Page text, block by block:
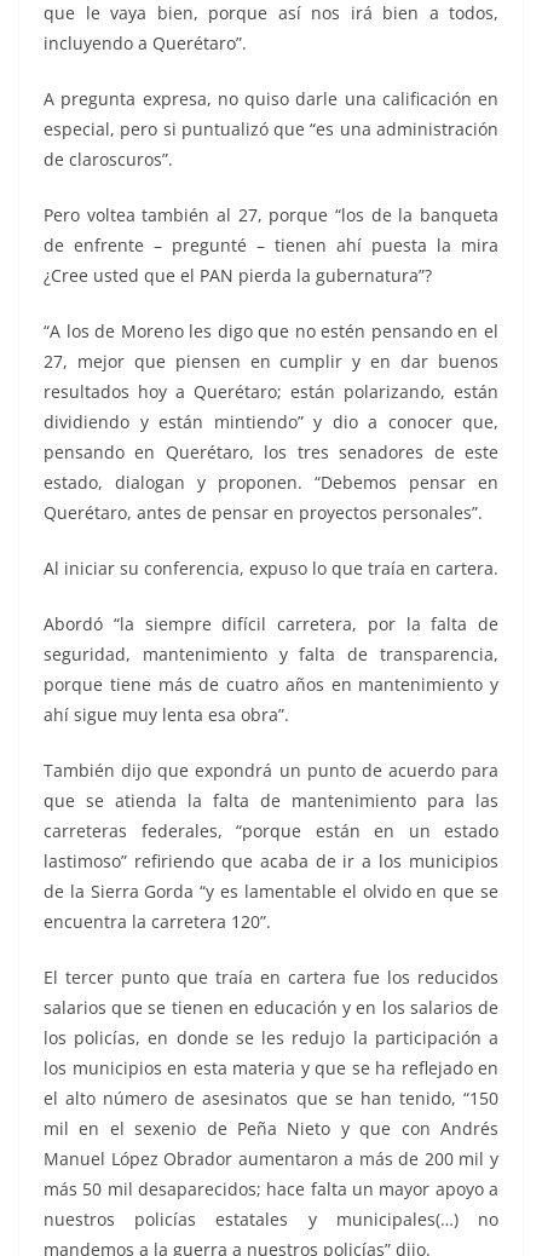
que le vaya bien, porque así nos irá bien a todos,
incluyendo a Querétaro”.
A pregunta expresa, no quiso darle una calificación en
especial, pero si puntualizó que “es una administración
de claroscuros”.
Pero voltea también al 27, porque “los de la banqueta
de enfrente – pregunté – tienen ahí puesta la mira
¿Cree usted que el PAN pierda la gubernatura”?
“A los de Moreno les digo que no estén pensando en el
27, mejor que piensen en cumplir y en dar buenos
resultados hoy a Querétaro; están polarizando, están
dividiendo y están mintiendo” y dio a conocer que,
pensando en Querétaro, los tres senadores de este
estado, dialogan y proponen. “Debemos pensar en
Querétaro, antes de pensar en proyectos personales”.
Al iniciar su conferencia, expuso lo que traía en cartera.
Abordó “la siempre difícil carretera, por la falta de
seguridad, mantenimiento y falta de transparencia,
porque tiene más de cuatro años en mantenimiento y
ahí sigue muy lenta esa obra”.
También dijo que expondrá un punto de acuerdo para
que se atienda la falta de mantenimiento para las
carreteras federales, “porque están en un estado
lastimoso” refiriendo que acaba de ir a los municipios
de la Sierra Gorda “y es lamentable el olvido en que se
encuentra la carretera 120”.
El tercer punto que traía en cartera fue los reducidos
salarios que se tienen en educación y en los salarios de
los policías, en donde se les redujo la participación a
los municipios en esta materia y que se ha reflejado en
el alto número de asesinatos que se han tenido, “150
mil en el sexenio de Peña Nieto y que con Andrés
Manuel López Obrador aumentaron a más de 200 mil y
más 50 mil desaparecidos; hace falta un mayor apoyo a
nuestros policías estatales y municipales(…) no
mandemos a la guerra a nuestros policías” dijo.